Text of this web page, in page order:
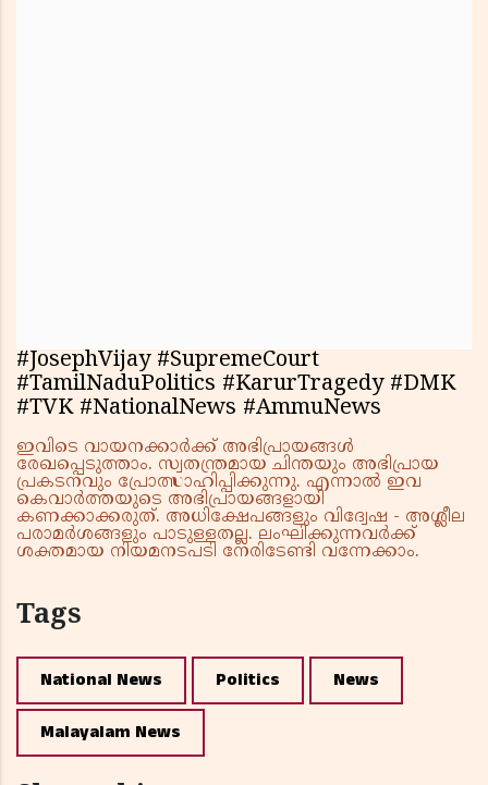
#JosephVijay #SupremeCourt
#TamilNaduPolitics #KarurTragedy #DMK
#TVK #NationalNews #AmmuNews
ഇവിടെ വായനക്കാർക്ക് അഭിപ്രായങ്ങൾ
രേഖപ്പെടുത്താം. സ്വതന്ത്രമായ ചിന്തയും അഭിപ്രായ
പ്രകടനവും പ്രോത്സാഹിപ്പിക്കുന്നു. എന്നാൽ ഇവ
കെവാർത്തയുടെ അഭിപ്രായങ്ങളായി
കണക്കാക്കരുത്. അധിക്ഷേപങ്ങളും വിദ്വേഷ - അശ്ലീല
പരാമർശങ്ങളും പാടുള്ളതല്ല. ലംഘിക്കുന്നവർക്ക്
ശക്തമായ നിയമനടപടി നേരിടേണ്ടി വന്നേക്കാം.
Tags
National News Politics News
Malayalam News